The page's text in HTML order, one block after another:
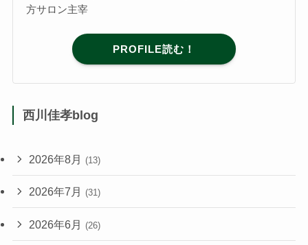
方サロン主宰
PROFILE読む！
西川佳孝blog
2026年8月 (13)
2026年7月 (31)
2026年6月 (26)